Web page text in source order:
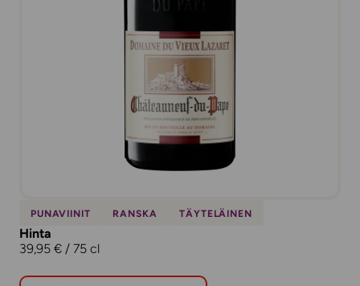
PUNAVIINIT RANSKA TÄYTELÄINEN
Hinta
39,95 € / 75 cl